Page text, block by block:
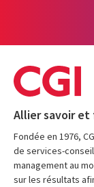
Allier savoir et
Fondée en 1976,
de services-
management au
sur les résultats